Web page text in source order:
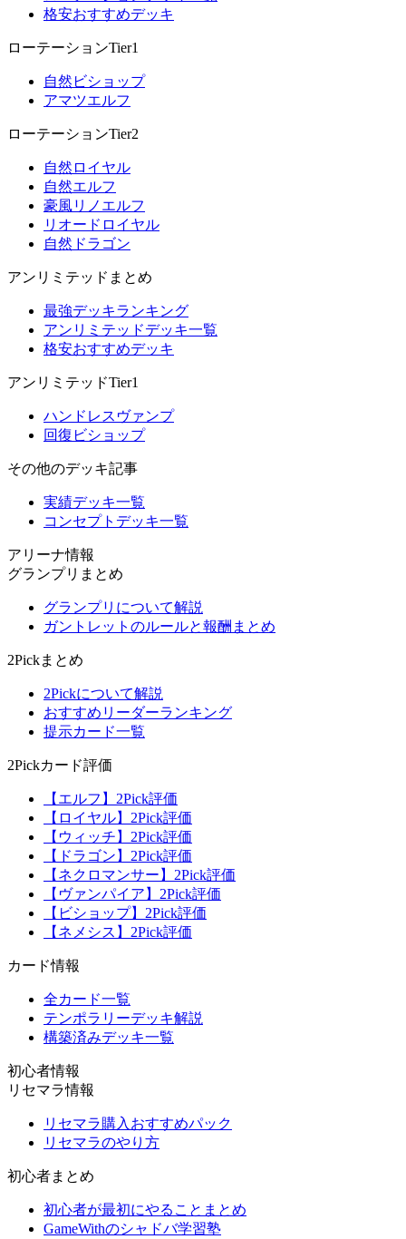
格安おすすめデッキ
ローテーションTier1
自然ビショップ
アマツエルフ
ローテーションTier2
自然ロイヤル
自然エルフ
豪風リノエルフ
リオードロイヤル
自然ドラゴン
アンリミテッドまとめ
最強デッキランキング
アンリミテッドデッキ一覧
格安おすすめデッキ
アンリミテッドTier1
ハンドレスヴァンプ
回復ビショップ
その他のデッキ記事
実績デッキ一覧
コンセプトデッキ一覧
アリーナ情報
グランプリまとめ
グランプリについて解説
ガントレットのルールと報酬まとめ
2Pickまとめ
2Pickについて解説
おすすめリーダーランキング
提示カード一覧
2Pickカード評価
【エルフ】2Pick評価
【ロイヤル】2Pick評価
【ウィッチ】2Pick評価
【ドラゴン】2Pick評価
【ネクロマンサー】2Pick評価
【ヴァンパイア】2Pick評価
【ビショップ】2Pick評価
【ネメシス】2Pick評価
カード情報
全カード一覧
テンポラリーデッキ解説
構築済みデッキ一覧
初心者情報
リセマラ情報
リセマラ購入おすすめパック
リセマラのやり方
初心者まとめ
初心者が最初にやることまとめ
GameWithのシャドバ学習塾